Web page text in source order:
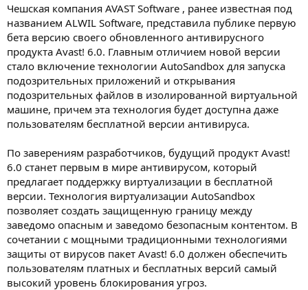
Чешская компания AVAST Software , ранее известная под
названием ALWIL Software, представила публике первую
бета версию своего обновленного антивирусного
продукта Avast! 6.0. Главным отличием новой версии
стало включение технологии AutoSandbox для запуска
подозрительных приложений и открывания
подозрительных файлов в изолированной виртуальной
машине, причем эта технология будет доступна даже
пользователям бесплатной версии антивируса.
По заверениям разработчиков, будущий продукт Avast!
6.0 станет первым в мире антивирусом, который
предлагает поддержку виртуализации в бесплатной
версии. Технология виртуализации AutoSandbox
позволяет создать защищенную границу между
заведомо опасным и заведомо безопасным контентом. В
сочетании с мощными традиционными технологиями
защиты от вирусов пакет Avast! 6.0 должен обеспечить
пользователям платных и бесплатных версий самый
высокий уровень блокирования угроз.